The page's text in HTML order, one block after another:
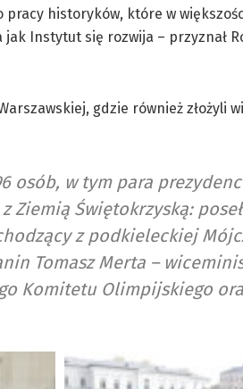
historyków, które w
jak Instytut się rozwija – przyznał
gdzie również złożyli
osób, w tym para
Ziemią Świętokrzyską:
z podkieleckiej
Tomasz Merta –
Komitetu Olimpijskiego